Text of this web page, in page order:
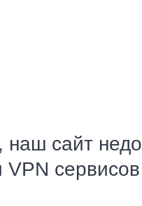
сайт
VPN сервисов